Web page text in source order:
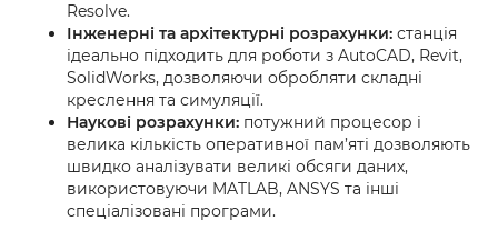
Resolve.
Інженерні та архітектурні розрахунки: станція
ідеально підходить для роботи з AutoCAD, Revit,
SolidWorks, дозволяючи обробляти складні
креслення та симуляції.
Наукові розрахунки: потужний процесор і
велика кількість оперативної пам’яті дозволяють
швидко аналізувати великі обсяги даних,
використовуючи MATLAB, ANSYS та інші
спеціалізовані програми.